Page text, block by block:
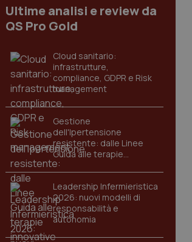
Ultime analisi e review da
QS Pro Gold
Cloud sanitario:
infrastrutture,
compliance, GDPR e Risk
management
Gestione
dell'Ipertensione
resistente: dalle Linee
Guida alle terapie
innovative
Leadership Infermieristica
2026: nuovi modelli di
responsabilità e
autonomia